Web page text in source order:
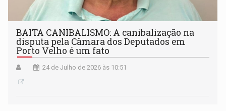
BAITA CANIBALISMO: A canibalização na
disputa pela Câmara dos Deputados em
Porto Velho é um fato
24 de Julho de 2026 às 10:51